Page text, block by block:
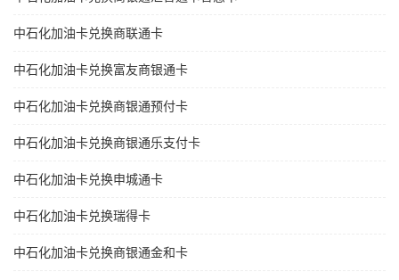
中石化加油卡兑换商联通卡
中石化加油卡兑换富友商银通卡
中石化加油卡兑换商银通预付卡
中石化加油卡兑换商银通乐支付卡
中石化加油卡兑换申城通卡
中石化加油卡兑换瑞得卡
中石化加油卡兑换商银通金和卡